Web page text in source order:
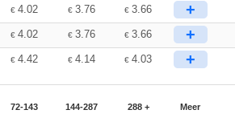
€4.02 € 3.76 €3.66 +
€4.02 € 3.76 €3.66 +
€4.42 € 4.14 €4.03 +
72-143 144-287 288 + Meer